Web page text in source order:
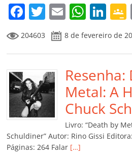
F
a
c
e
b
o
o
k
T
w
itt
er
E
m
ai
l
W
at
s
A
p
p
Li
k
e
dI
n
204603 8 de fevereiro de
Resenha:
Metal: A
Chuck
Livro: “Death by
Schuldiner” Autor: Rino Gissi
Páginas: 264 Falar […]